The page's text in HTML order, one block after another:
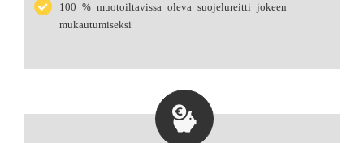
100 % muotoiltavissa oleva suojelureitti jokeen
mukautumiseksi